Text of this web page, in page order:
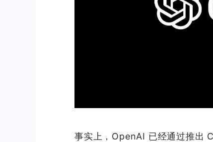
事实上，OpenAI 已经通过推出